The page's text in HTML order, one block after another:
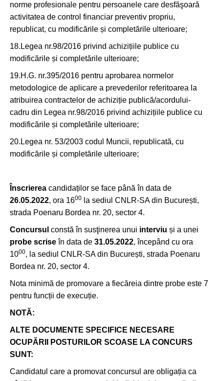
norme profesionale pentru persoanele care desfăşoară
activitatea de control financiar preventiv propriu,
republicat, cu modificările și completările ulterioare;
18.Legea nr.98/2016 privind achizițiile publice cu
modificările și completările ulterioare;
19.H.G. nr.395/2016 pentru aprobarea normelor
metodologice de aplicare a prevederilor referitoarea la
atribuirea contractelor de achiziție publică/acordului-
cadru din Legea nr.98/2016 privind achizițiile publice cu
modificările și completările ulterioare;
20.Legea nr. 53/2003 codul Muncii, republicată, cu
modificările și completările ulterioare;
Înscrierea candidaților se face până în data de
26.05.2022, ora 1600 la sediul CNLR-SA din București,
strada Poenaru Bordea nr. 20, sector 4.
Concursul constă în susţinerea unui interviu și a unei
probe scriseîn data de 31.05.2022, începând cu ora
1000, la sediul CNLR-SA din București, strada Poenaru
Bordea nr. 20, sector 4.
Nota minimă de promovare a fiecăreia dintre probe este 7
pentru funcții de execuție.
NOTĂ:
ALTE DOCUMENTE SPECIFICE NECESARE
OCUPĂRII POSTURILOR SCOASE LA CONCURS
SUNT:
Candidatul care a promovat concursul are obligația ca